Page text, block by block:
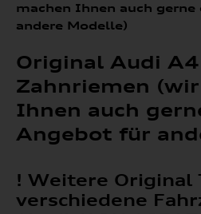
machen Ihnen auch
andere Modelle)
Original Audi
Zahnriemen
Ihnen auch
Angebot für
! Weitere Original
verschiedene